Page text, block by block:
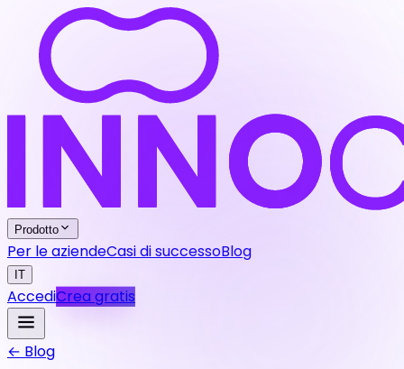
Prodotto
Per le aziendeCasi di successoBlog
IT
AccediCrea gratis
← Blog